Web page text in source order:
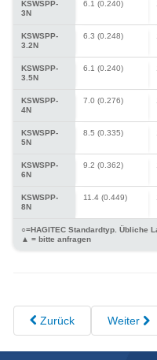
KSWSPP-
3N
6.1 (0.240)
KSWSPP-
3.2N
6.3 (0.248)
KSWSPP-
3.5N
6.1 (0.240)
KSWSPP-
4N
7.0 (0.276)
KSWSPP-
5N
8.5 (0.335)
KSWSPP-
6N
9.2 (0.362)
KSWSPP-
8N
11.4 (0.449)
○=HAGITEC Standardtyp. Übliche
▲ = bitte anfragen
Zurück Weiter